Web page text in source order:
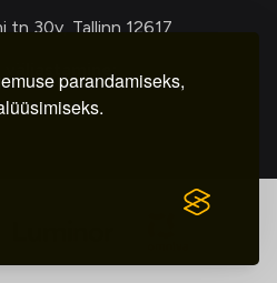
parandamiseks,
tn 30y, Tallinn 12617
väljastamine:
– 18.00